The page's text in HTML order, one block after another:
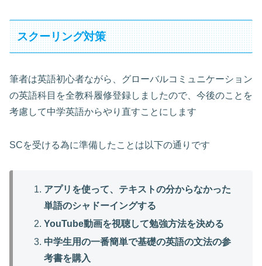
スクーリング対策
筆者は英語初心者ながら、グローバルコミュニケーション
の英語科目を全教科履修登録しましたので、今後のことを
考慮して中学英語からやり直すことにします
SCを受ける為に準備したことは以下の通りです
アプリを使って、テキストの分からなかった
単語のシャドーイングする
YouTube動画を視聴して勉強方法を決める
中学生用の一番簡単で基礎の英語の文法の参
考書を購入